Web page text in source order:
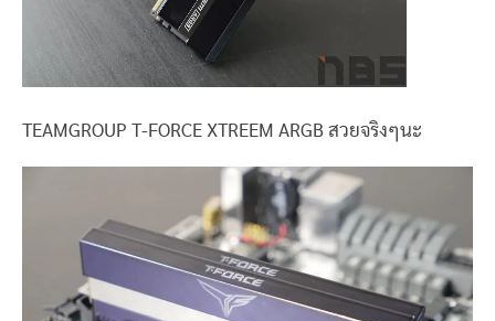
TEAMGROUP T-FORCE XTREEM ARGB สวยจริงๆนะ